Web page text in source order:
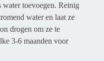
water toevoegen. Reinig
water en laat ze
drogen om ze te
3-6 maanden voor